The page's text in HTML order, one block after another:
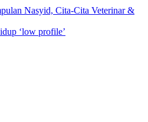
Nasyid, Cita-Cita Veterinar &
‘low profile’